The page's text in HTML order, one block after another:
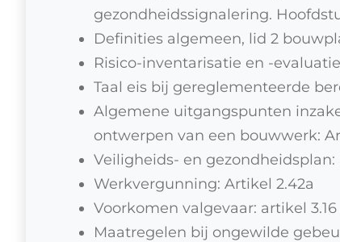
gezondheidssignalering.
Definities algemeen, lid 2
Risico-inventarisatie en -
Taal eis bij gereglementeerde
Algemene uitgangspunten
ontwerpen van een bouwwerk:
Veiligheids- en gezondheidsplan:
Werkvergunning: Artikel 2.42a
Voorkomen valgevaar: artikel 3.16
Maatregelen bij ongewilde